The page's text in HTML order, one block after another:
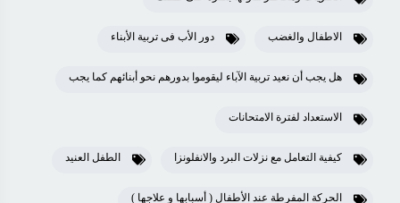
الاطفال والغضب دور الأب فى تربية الأبناء
هل يجب أن نعيد تربية الآباء ليقوموا بدورهم نحو أبنائهم كما يجب
الاستعداد لفترة الامتحانات
كيفية التعامل مع نزلات البرد والانفلونزا الطفل العنيد
الحركة المفرطة عند الأطفال ( أسبابها و علاجها )